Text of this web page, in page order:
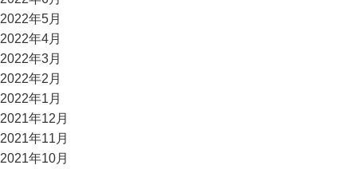
2022年5月
2022年4月
2022年3月
2022年2月
2022年1月
2021年12月
2021年11月
2021年10月